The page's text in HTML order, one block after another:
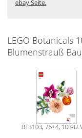
ebay Seite.
LEGO Botanicals
Blumenstrauß
BI 3103, 76+4, 10342